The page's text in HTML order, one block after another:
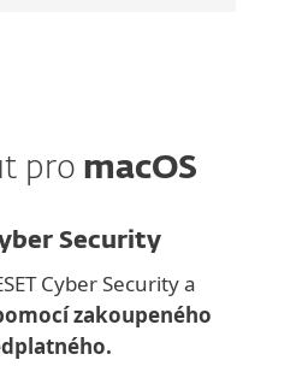
pro macOS
Security
Cyber Security a
zakoupeného